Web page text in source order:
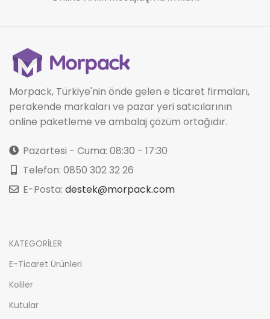
Morpack, Türkiye'nin önde gelen e ticaret firmaları,
perakende markaları ve pazar yeri satıcılarının
online paketleme ve ambalaj çözüm ortağıdır.
Pazartesi - Cuma: 08:30 - 17:30
Telefon: 0850 302 32 26
E-Posta: destek@morpack.com
KATEGORİLER
E-Ticaret Ürünleri
Koliler
Kutular